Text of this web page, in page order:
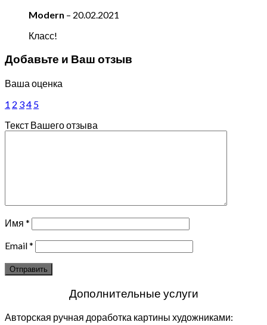
Modern – 20.02.2021
Класс!
Добавьте и Ваш отзыв
Ваша оценка
1 2 34 5
Текст Вашего отзыва
Имя *
Email*
Дополнительные услуги
Авторская ручная доработка картины художниками: